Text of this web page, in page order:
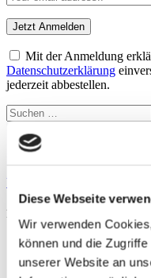
Diese Webseite
Wir verwenden
können und die
unserer Website an
Mit der Anmeldung
Datenschutzerklärung
jederzeit abbestellen.
Suchen
nach:
Sportmedizin für Ärzte,
YouTube
Rubriken
Therapie
Training
Ernährung